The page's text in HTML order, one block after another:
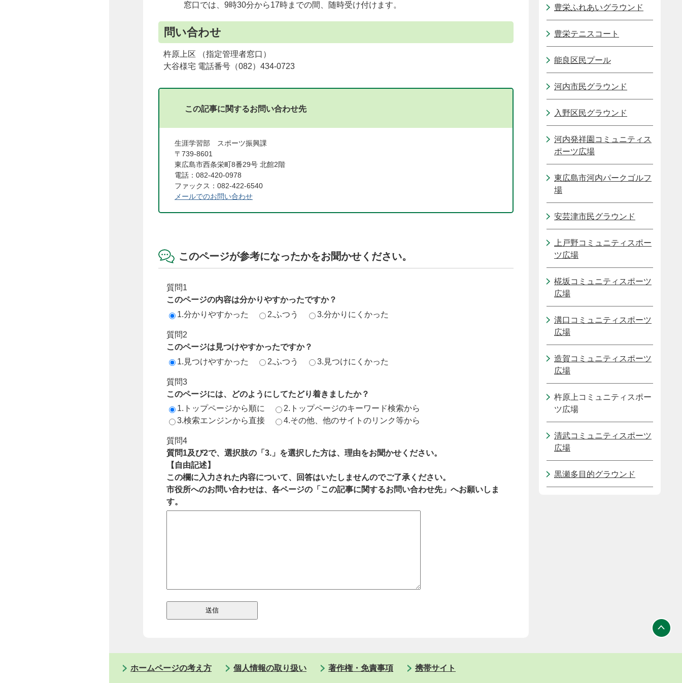
窓口では、9時30分から17時までの間、随時受け付けます。
問い合わせ
杵原上区 （指定管理者窓口）
大谷様宅 電話番号（082）434-0723
この記事に関するお問い合わせ先
生涯学習部 スポーツ振興課
〒739-8601
東広島市西条栄町8番29号 北館2階
電話：082-420-0978
ファックス：082-422-6540
メールでのお問い合わせ
このページが参考になったかをお聞かせください。
質問1
このページの内容は分かりやすかったですか？
1.分かりやすかった
2.ふつう 3.分かりにくかった
質問2
このページは見つけやすかったですか？
1.見つけやすかった
2.ふつう 3.見つけにくかった
質問3
このページには、どのようにしてたどり着きましたか？
1.トップページから順に
2.トップページのキーワード検索から
3.検索エンジンから直接
4.その他、他のサイトのリンク等から
質問4
質問1及び2で、選択肢の「3.」を選択した方は、理由をお聞かせください。
【自由記述】
この欄に入力された内容について、回答はいたしませんのでご了承ください。
市役所へのお問い合わせは、各ページの「この記事に関するお問い合わせ先」へお願いしま
す。
豊栄ふれあいグラウンド
豊栄テニスコート
能良区民プール
河内市民グラウンド
入野区民グラウンド
河内発祥園コミュニティス
ポーツ広場
東広島市河内パークゴルフ
場
安芸津市民グラウンド
上戸野コミュニティスポー
ツ広場
椛坂コミュニティスポーツ
広場
溝口コミュニティスポーツ
広場
造賀コミュニティスポーツ
広場
杵原上コミュニティスポー
ツ広場
清武コミュニティスポーツ
広場
黒瀬多目的グラウンド
ホームページの考え方 個人情報の取り扱い 著作権・免責事項 携帯サイト